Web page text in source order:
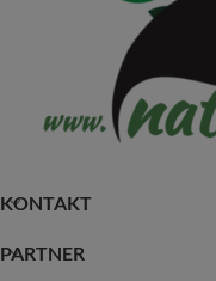
KONTAKT
PARTNER